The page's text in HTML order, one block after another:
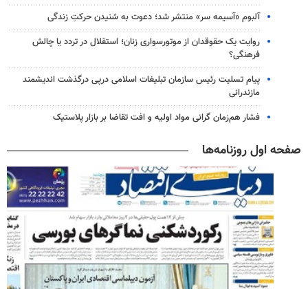
آلبوم «آسیمه سر» منتشر شد؛ دعوت به شنیدن حرکتِ زندگی
روایت یک حقوقدان از موتورسواری زنان؛ استقلال در تردد یا چالش
فرهنگی؟
پیام تسلیت رئیس سازمان تبلیغات اسلامی درپی درگذشت اندیشمند
مازندرانی
فشار هم‌زمان گرانی مواد اولیه و افت تقاضا بر بازار پلاستیک
صفحه اول روزنامه‌ها